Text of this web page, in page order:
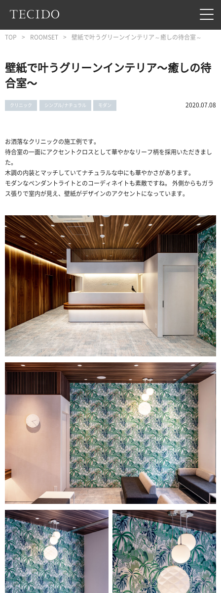
フッターへジャンプ
TOP ROOMSET 壁紙で叶うグリーンインテリア～癒しの待合室～
壁紙で叶うグリーンインテリア～癒しの待
合室～
クリニック シンプル/ナチュラル モダン 2020.07.08
お洒落なクリニックの施工例です。
待合室の一面にアクセントクロスとして華やかなリーフ柄を採用いただきまし
た。
木調の内装とマッチしていてナチュラルな中にも華やかさがあります。
モダンなペンダントライトとのコーディネイトも素敵ですね。 外側からもガラ
ス張りで室内が見え、壁紙がデザインのアクセントになっています。